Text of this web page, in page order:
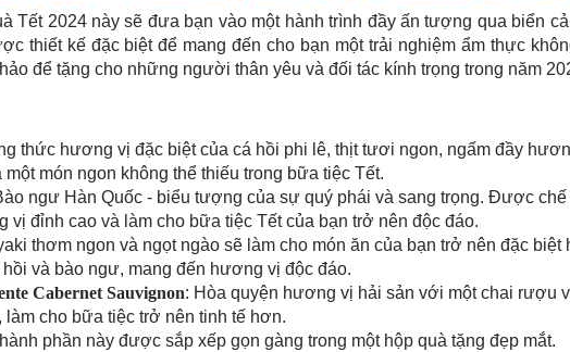
Tết 2024 này sẽ đưa bạn vào một hành trình đầy ấn tượng qua biển
thiết kế đặc biệt để mang đến cho bạn một trải nghiệm ẩm thực
để tặng cho những người thân yêu và đối tác kính trọng trong năm
thức hương vị đặc biệt của cá hồi phi lê, thịt tươi ngon, ngấm đầy
món ngon không thể thiếu trong bữa tiệc Tết.
ngư Hàn Quốc - biểu tượng của sự quý phái và sang trọng. Được chế
vị đỉnh cao và làm cho bữa tiệc Tết của bạn trở nên độc đáo.
thơm ngon và ngọt ngào sẽ làm cho món ăn của bạn trở nên đặc
và bào ngư, mang đến hương vị độc đáo.
Cabernet Sauvignon: Hòa quyện hương vị hải sản với một chai rượu
làm cho bữa tiệc trở nên tinh tế hơn.
phần này được sắp xếp gọn gàng trong một hộp quà tặng đẹp mắt.